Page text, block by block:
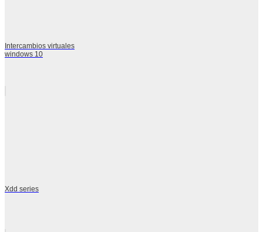
Intercambios virtuales
windows 10
Xdd series